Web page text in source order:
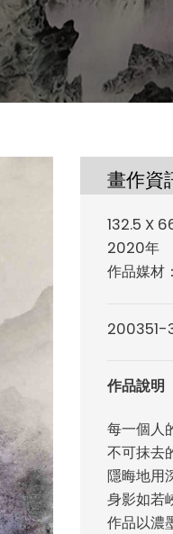
畫作資
132.5 X
2020年
作品媒材
作品說明
每一個人
不可抹去
隱晦地用
身影如若
作品以濃